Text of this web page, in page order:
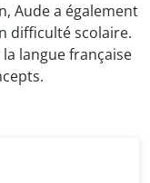
Aude a également
difficulté scolaire.
langue française